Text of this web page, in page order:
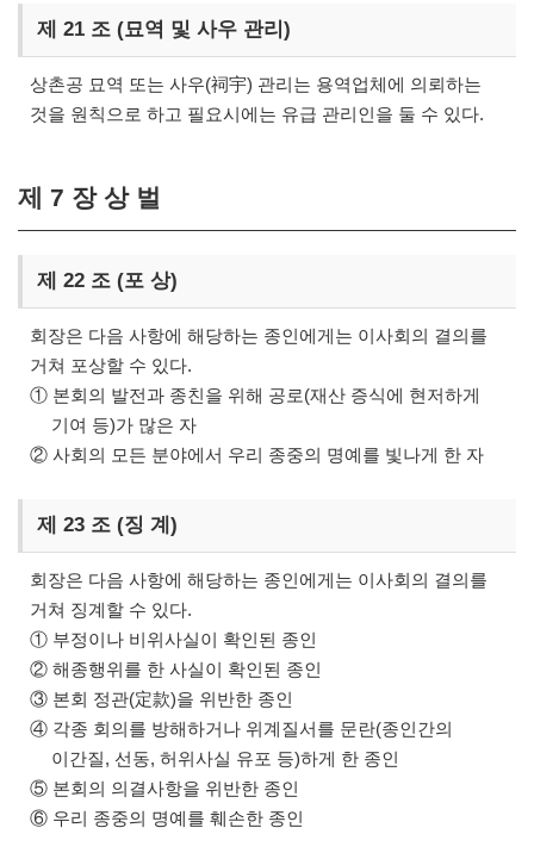
제 21 조 (묘역 및 사우 관리)
상촌공 묘역 또는 사우(祠宇) 관리는 용역업체에 의뢰하는
것을 원칙으로 하고 필요시에는 유급 관리인을 둘 수 있다.
제 7 장 상 벌
제 22 조 (포 상)
회장은 다음 사항에 해당하는 종인에게는 이사회의 결의를
거쳐 포상할 수 있다.
① 본회의 발전과 종친을 위해 공로(재산 증식에 현저하게
기여 등)가 많은 자
② 사회의 모든 분야에서 우리 종중의 명예를 빛나게 한 자
제 23 조 (징 계)
회장은 다음 사항에 해당하는 종인에게는 이사회의 결의를
거쳐 징계할 수 있다.
① 부정이나 비위사실이 확인된 종인
② 해종행위를 한 사실이 확인된 종인
③ 본회 정관(定款)을 위반한 종인
④ 각종 회의를 방해하거나 위계질서를 문란(종인간의
이간질, 선동, 허위사실 유포 등)하게 한 종인
⑤ 본회의 의결사항을 위반한 종인
⑥ 우리 종중의 명예를 훼손한 종인